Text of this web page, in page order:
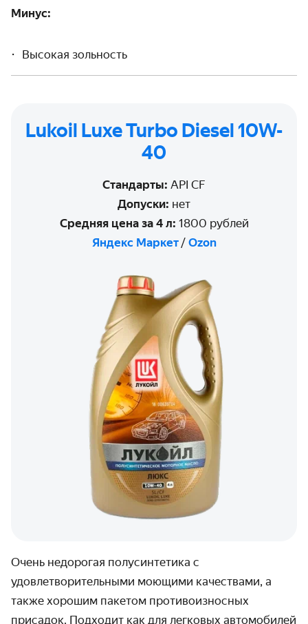
Минус:
Высокая зольность
Lukoil Luxe Turbo Diesel 10W-
40
Стандарты: API CF
Допуски: нет
Средняя цена за 4 л: 1800 рублей
Яндекс Маркет/ Ozon
Очень недорогая полусинтетика с
удовлетворительными моющими качествами, а
также хорошим пакетом противоизносных
присадок. Подходит как для легковых автомобилей